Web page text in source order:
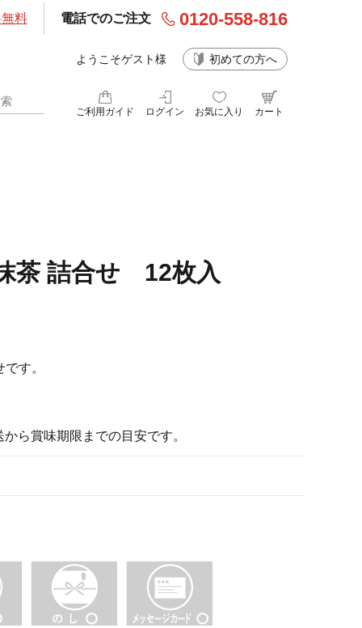
料 電話でのご注文 0120-558-816
ようこそゲスト様 初めての方へ
ご利用ガイド ログイン お気に入り カート
茶 詰合せ 12枚入
す。
ら賞味期限までの目安です。